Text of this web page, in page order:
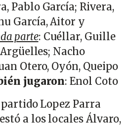
Pablo García; Rivera,
García, Aitor y
parte: Cuéllar, Guille
Nacho
Otero, Oyón, Queipo
jugaron: Enol Coto
Lopez Parra
a los locales Álvaro,